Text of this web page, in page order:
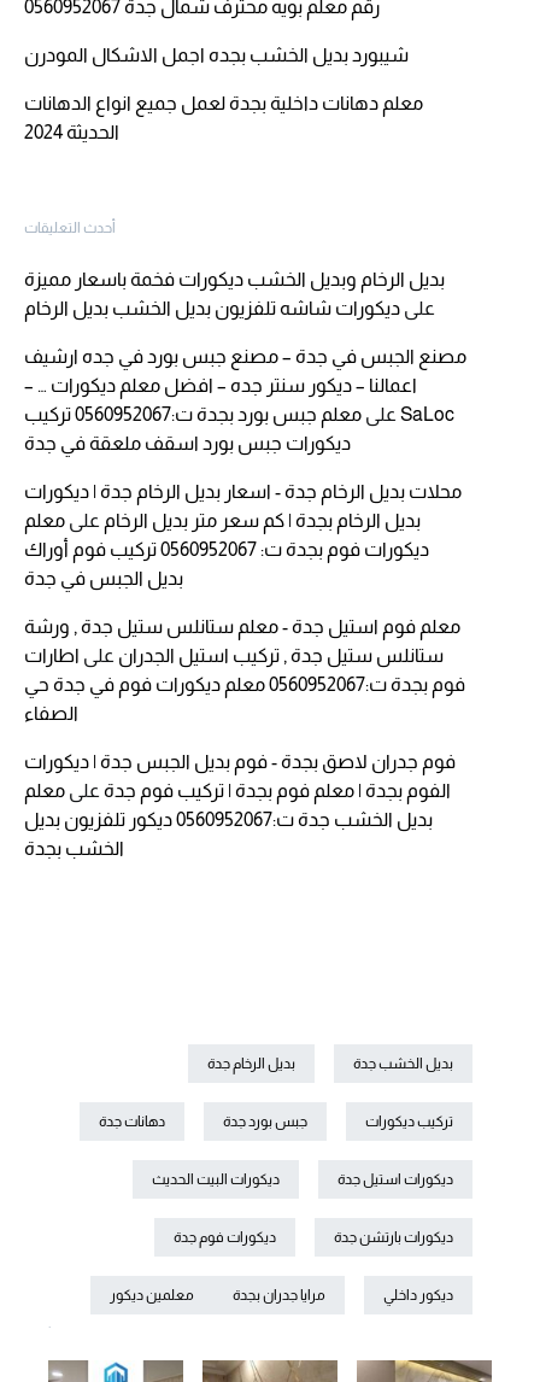
رقم معلم بويه محترف شمال جدة 0560952067
شيبورد بديل الخشب بجده اجمل الاشكال المودرن
معلم دهانات داخلية بجدة لعمل جميع انواع الدهانات
الحديثة 2024
أحدث التعليقات
بديل الرخام وبديل الخشب ديكورات فخمة باسعار مميزة
على ديكورات شاشه تلفزيون بديل الخشب بديل الرخام
مصنع الجبس في جدة – مصنع جبس بورد في جده ارشيف
اعمالنا – ديكور سنتر جده – افضل معلم ديكورات … –
SaLoc على
معلم جبس بورد بجدة ت:0560952067 تركيب
ديكورات جبس بورد اسقف ملعقة في جدة
محلات بديل الرخام جدة - اسعار بديل الرخام جدة | ديكورات
بديل الرخام بجدة | كم سعر متر بديل الرخام على معلم
ديكورات فوم بجدة ت: 0560952067 تركيب فوم أوراك
بديل الجبس في جدة
معلم فوم استيل جدة - معلم ستانلس ستيل جدة , ورشة
ستانلس ستيل جدة , تركيب استيل الجدران على اطارات
فوم بجدة ت:0560952067 معلم ديكورات فوم في جدة حي
الصفاء
فوم جدران لاصق بجدة - فوم بديل الجبس جدة | ديكورات
الفوم بجدة | معلم فوم بجدة | تركيب فوم جدة على معلم
بديل الخشب جدة ت:0560952067 ديكور تلفزيون بديل
الخشب بجدة
بديل الخشب جدة بديل الرخام جدة
تركيب ديكورات جبس بورد جدة دهانات جدة
ديكورات استيل جدة ديكورات البيت الحديث
ديكورات بارتشن جدة ديكورات فوم جدة
ديكور داخلي مرايا جدران بجدة
معلمين ديكور
.